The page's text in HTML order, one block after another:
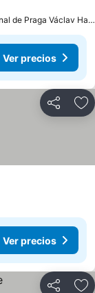
a 4.3 km de: Aeropuerto Internacional de Praga Václav Havel
Ver precios
Compartir
Ver precios